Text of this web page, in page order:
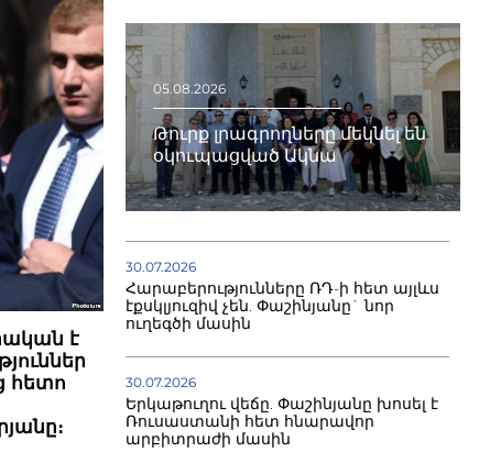
է
հետո
05.08.2026
Թուրք լրագրողները մեկնել են
օկուպացված Ակնա
30.07.2026
Հարաբերությունները ՌԴ-ի հետ այլևս
էքսկլյուզիվ չեն. Փաշինյանը` նոր
ուղեգծի մասին
30.07.2026
Երկաթուղու վեճը. Փաշինյանը խոսել է
Ռուսաստանի հետ հնարավոր
արբիտրաժի մասին